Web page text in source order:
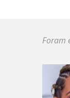
Foram